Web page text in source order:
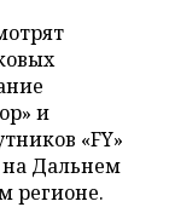
и
«FY»
Дальнем
регионе.